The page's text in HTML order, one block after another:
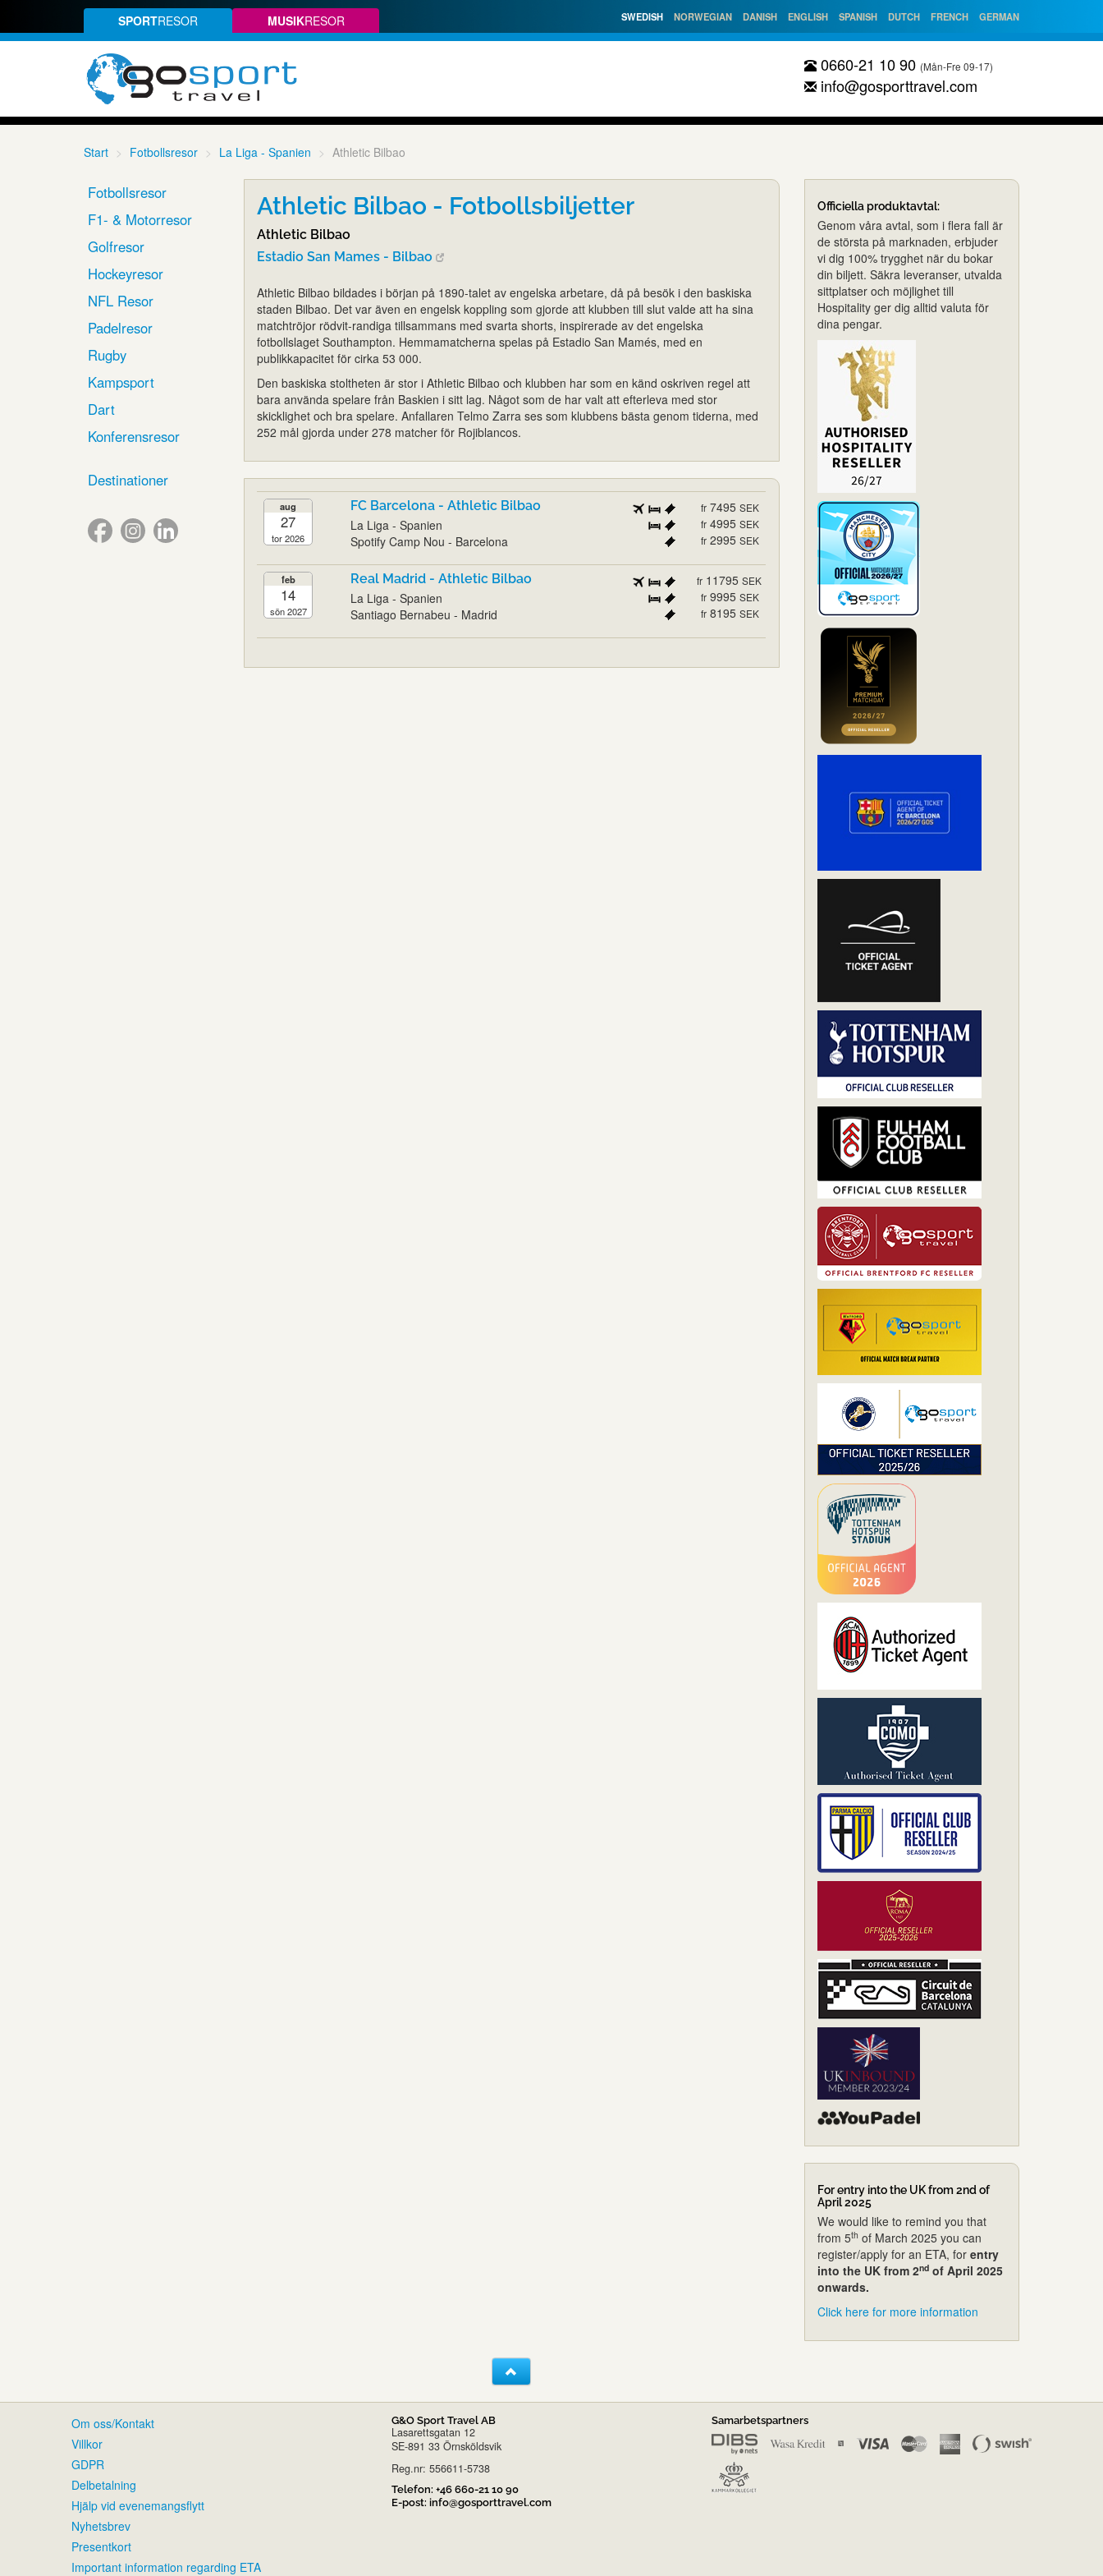
SPORTRESOR MUSIKRESOR SWEDISH NORWEGIAN DANISH ENGLISH SPANISH DUTCH FRENCH GERMAN
0660-21 10 90 (Mån-Fre 09-17)
info@gosporttravel.com
Start Fotbollsresor La Liga - Spanien Athletic Bilbao
Fotbollsresor
F1- & Motorresor
Golfresor
Hockeyresor
NFL Resor
Padelresor
Rugby
Kampsport
Dart
Konferensresor
Destinationer
Athletic Bilbao - Fotbollsbiljetter
Athletic Bilbao
Estadio San Mames - Bilbao
Athletic Bilbao bildades i början på 1890-talet av engelska arbetare, då på besök i den baskiska
staden Bilbao. Det var även en engelsk koppling som gjorde att klubben till slut valde att ha sina
matchtröjor rödvit-randiga tillsammans med svarta shorts, inspirerade av det engelska
fotbollslaget Southampton. Hemmamatcherna spelas på Estadio San Mamés, med en
publikkapacitet för cirka 53 000.
Den baskiska stoltheten är stor i Athletic Bilbao och klubben har som en känd oskriven regel att
bara använda spelare från Baskien i sitt lag. Något som de har valt att efterleva med stor
skicklighet och bra spelare. Anfallaren Telmo Zarra ses som klubbens bästa genom tiderna, med
252 mål gjorda under 278 matcher för Rojiblancos.
aug
27
tor 2026
FC Barcelona - Athletic Bilbao
La Liga - Spanien
Spotify Camp Nou - Barcelona
fr 7495 SEK
fr 4995 SEK
fr 2995 SEK
feb
14
sön 2027
Real Madrid - Athletic Bilbao
La Liga - Spanien
Santiago Bernabeu - Madrid
fr 11795 SEK
fr 9995 SEK
fr 8195 SEK
Officiella produktavtal:
Genom våra avtal, som i flera fall är
de största på marknaden, erbjuder
vi dig 100% trygghet när du bokar
din biljett. Säkra leveranser, utvalda
sittplatser och möjlighet till
Hospitality ger dig alltid valuta för
dina pengar.
For entry into the UK from 2nd of
April 2025
We would like to remind you that
from 5th of March 2025 you can
register/apply for an ETA, for entry
into the UK from 2ndof April 2025
onwards.
Click here for more information
Om oss/Kontakt
Villkor
GDPR
Delbetalning
Hjälp vid evenemangsflytt
Nyhetsbrev
Presentkort
Important information regarding ETA
G&O Sport Travel AB
Lasarettsgatan 12
SE-891 33 Örnsköldsvik
Reg.nr: 556611-5738
Telefon: +46 660-21 10 90
E-post: info@gosporttravel.com
Samarbetspartners